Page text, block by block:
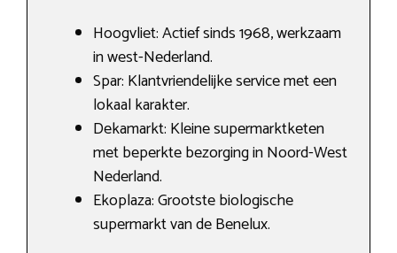
Hoogvliet: Actief sinds 1968, werkzaam
in west-Nederland.
Spar: Klantvriendelijke service met een
lokaal karakter.
Dekamarkt: Kleine supermarktketen
met beperkte bezorging in Noord-West
Nederland.
Ekoplaza: Grootste biologische
supermarkt van de Benelux.